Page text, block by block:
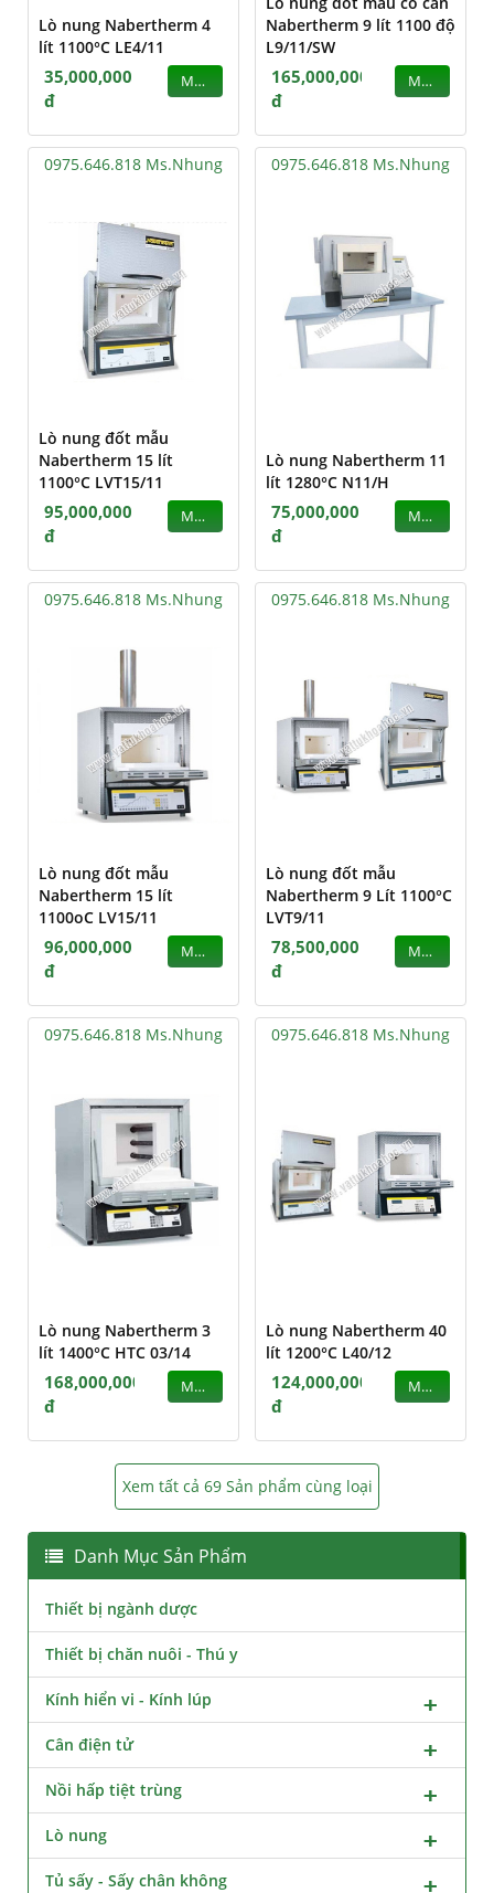
Lò nung Nabertherm 4
lít 1100°C LE4/11
35,000,000
đ
MUA
Nabertherm 9 lít 1100 độ
L9/11/SW
165,000,000
đ
MUA
0975.646.818 Ms.Nhung
Lò nung đốt mẫu
Nabertherm 15 lít
1100°C LVT15/11
95,000,000
đ
MUA
0975.646.818 Ms.Nhung
Lò nung Nabertherm 11
lít 1280°C N11/H
75,000,000
đ
MUA
0975.646.818 Ms.Nhung
Lò nung đốt mẫu
Nabertherm 15 lít
1100oC LV15/11
96,000,000
đ
MUA
0975.646.818 Ms.Nhung
Lò nung đốt mẫu
Nabertherm 9 Lít 1100°C
LVT9/11
78,500,000
đ
MUA
0975.646.818 Ms.Nhung
Lò nung Nabertherm 3
lít 1400°C HTC 03/14
168,000,000
đ
MUA
0975.646.818 Ms.Nhung
Lò nung Nabertherm 40
lít 1200°C L40/12
124,000,000
đ
MUA
Xem tất cả 69 Sản phẩm cùng loại
Danh Mục Sản Phẩm
Thiết bị ngành dược
Thiết bị chăn nuôi - Thú y
Kính hiển vi - Kính lúp
Cân điện tử
Nồi hấp tiệt trùng
Lò nung
Tủ sấy - Sấy chân không